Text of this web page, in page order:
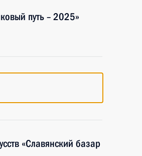
путь – 2025»
«Славянский базар